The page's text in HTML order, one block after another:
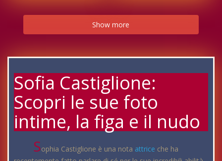
Show more
Sofia Castiglione:
Scopri le sue foto
intime, la figa e il nudo
Sophia Castiglione è una nota attrice che ha